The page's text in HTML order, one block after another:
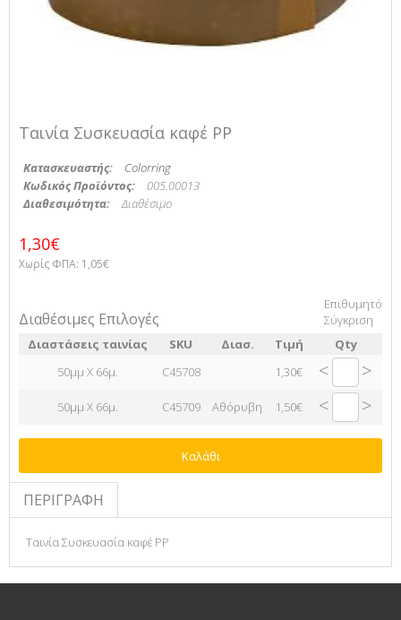
Ταινία Συσκευασία καφέ PP
Κατασκευαστής:
Colorring
Κωδικός Προϊόντος:
005.00013
Διαθεσιμότητα:
Διαθέσιμο
1,30€
Χωρίς ΦΠΑ: 1,05€
Επιθυμητό
Σύγκριση
Διαθέσιμες Επιλογές
Διαστάσεις ταινίας SKU Διασ. Τιμή
Qty
50μμ X 66μ.
C45708 1,30€ < >
50μμ X 66μ. C45709 Αθόρυβη 1,50€ < >
Καλάθι
ΠΕΡΙΓΡΑΦΉ
Ταινία Συσκευασία καφέ PP